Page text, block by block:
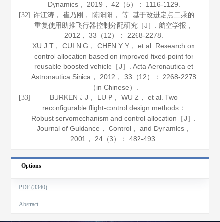
Dynamics， 2019 ， 42 （5）： 1116-1129.
[32] 许江涛， 崔乃刚， 陈阳阳， 等. 基于改进定点二乘的
重复使用助推飞行器控制分配研究［J］.航空学报 ，
2012 ，33 （12）： 2268-2278.
XU J T， CUI N G， CHEN Y Y， et al. Research on
control allocation based on improved fixed-point for
reusable boosted vehicle［J］.Acta Aeronautica et
Astronautica Sinica ， 2012 ， 33 （12）： 2268-2278
（in Chinese）.
[33]
BURKEN J J， LU P， WU Z， et al. Two
reconfigurable flight-control design methods：
Robust servomechanism and control allocation［J］.
Journal of Guidance， Control， and Dynamics，
2001 ， 24 （3）： 482-493.
Options
PDF (3340)
Abstract